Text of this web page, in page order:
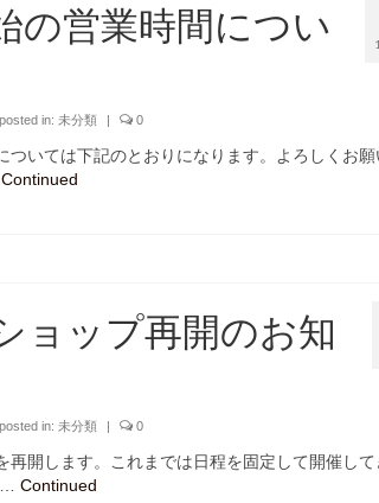
の営業時間につい
in: 未分類 | 0
ついては下記のとおりになります。よろしくお願
Continued
ョップ再開のお知
in: 未分類 | 0
再開します。これまでは日程を固定して開催して
Continued